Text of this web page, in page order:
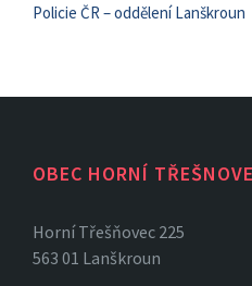
Policie ČR – oddělení Lanškroun
OBEC HORNÍ
Horní Třešňovec 225
563 01 Lanškroun